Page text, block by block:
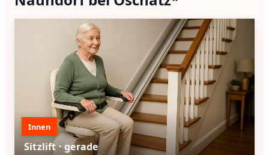
Innen
Sitzlift · gerade